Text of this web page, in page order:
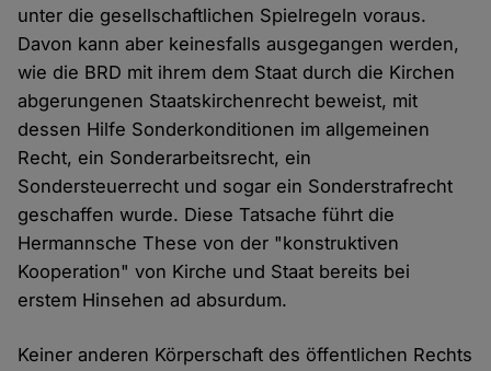
unter die gesellschaftlichen Spielregeln voraus.
Davon kann aber keinesfalls ausgegangen werden,
wie die BRD mit ihrem dem Staat durch die Kirchen
abgerungenen Staatskirchenrecht beweist, mit
dessen Hilfe Sonderkonditionen im allgemeinen
Recht, ein Sonderarbeitsrecht, ein
Sondersteuerrecht und sogar ein Sonderstrafrecht
geschaffen wurde. Diese Tatsache führt die
Hermannsche These von der "konstruktiven
Kooperation" von Kirche und Staat bereits bei
erstem Hinsehen ad absurdum.
Keiner anderen Körperschaft des öffentlichen Rechts